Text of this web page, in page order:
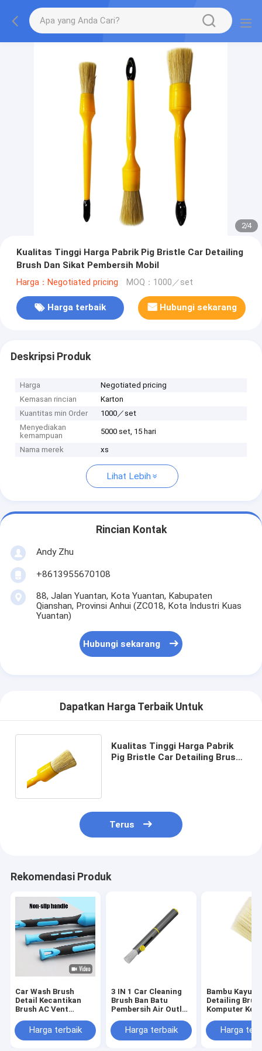
2/4
Kualitas Tinggi Harga Pabrik Pig Bristle Car Detailing
Brush Dan Sikat Pembersih Mobil
Harga：Negotiated pricing MOQ：1000／set
Harga terbaik Hubungi sekarang
Deskripsi Produk
Harga
Negotiated pricing
Kemasan rincian
Karton
Kuantitas min Order
1000／set
Menyediakan
kemampuan
5000 set, 15 hari
Nama merek xs
Lihat Lebih
Rincian Kontak
Andy Zhu
+8613955670108
88, Jalan Yuantan, Kota Yuantan, Kabupaten
Qianshan, Provinsi Anhui (ZC018, Kota Industri Kuas
Yuantan)
Hubungi sekarang
Dapatkan Harga Terbaik Untuk
Kualitas Tinggi Harga Pabrik
Pig Bristle Car Detailing Brush
Terus
Rekomendasi Produk
Car Wash Brush
Detail Kecantikan
Brush AC Vent
Harga terbaik
3 IN 1 Car Cleaning
Brush Ban Batu
Pembersih Air Outlet
Car Brush
Harga terbaik
Bambu Kayu
Detailing
Komputer
Harga